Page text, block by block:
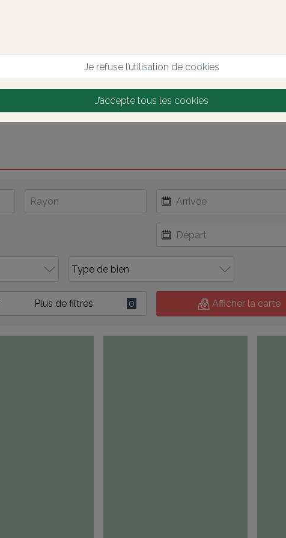
Je refuse l’utilisation de cookies
J’accepte tous les cookies
Plus de filtres 0 Afficher la carte